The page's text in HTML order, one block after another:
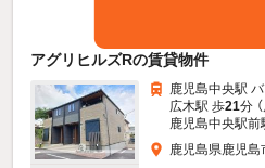
アグリヒルズRの賃貸物件
鹿児島中央駅
広木駅 歩21分
鹿児島中央駅前
鹿児島県鹿児島